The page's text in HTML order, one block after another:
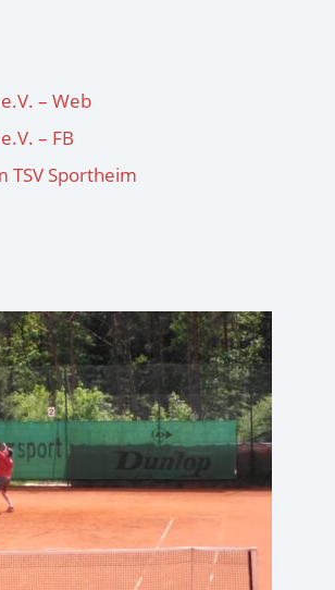
– Web
– FB
TSV Sportheim